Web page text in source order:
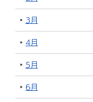
3月
4月
5月
6月